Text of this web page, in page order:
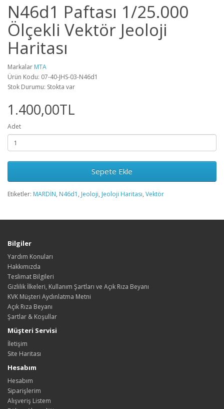
N46d1 Paftası 1/25.000
Ölçekli Vektör Jeoloji
Haritası
Markalar MTA
Ürün Kodu: 07-40-JHS-03-N46d1
Stok Durumu: Stokta var
1.400,00TL
Adet
Sepete Ekle
Etiketler: MARDİN, N46d1 , Jeoloji, Jeoloji Haritası, Vektör
Bilgiler
Yardım Konuları
Hakkımızda
Teslimat Bilgileri
Gizlilik İlkeleri, Kullanım Şartları ve Açık Rıza Beyanı
KVK Müşteri Aydınlatma Metni
Açık Rıza Beyanı
Şartlar & Koşullar
Müşteri Servisi
İletişim
Site Haritası
Hesabım
Hesabım
Siparişlerim
Alışveriş Listem